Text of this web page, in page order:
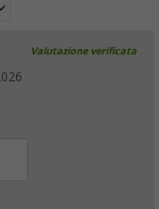
Valutazione verificata